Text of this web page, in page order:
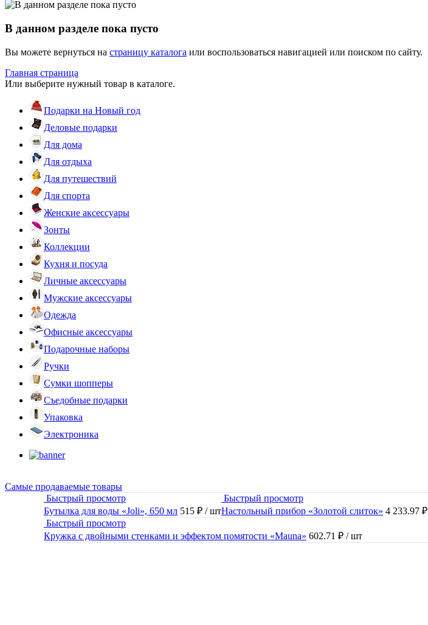
В данном разделе пока пусто
Вы можете вернуться на страницу каталога или воспользоваться навигацией или поиском по сайту.
Главная страница
Или выберите нужный товар в каталоге.
Подарки на Новый год
Деловые подарки
Для дома
Для отдыха
Для путешествий
Для спорта
Женские аксессуары
Зонты
Коллекции
Кухня и посуда
Личные аксессуары
Мужские аксессуары
Одежда
Офисные аксессуары
Подарочные наборы
Ручки
Сумки шопперы
Съедобные подарки
Упаковка
Электроника
Самые продаваемые товары
Быстрый просмотр
Бутылка для воды «Joli», 650 мл 515 ₽ / шт
Быстрый просмотр
Настольный прибор «Золотой слиток» 4 233.97 ₽
Быстрый просмотр
Кружка с двойными стенками и эффектом помятости «Mauna» 602.71 ₽ / шт